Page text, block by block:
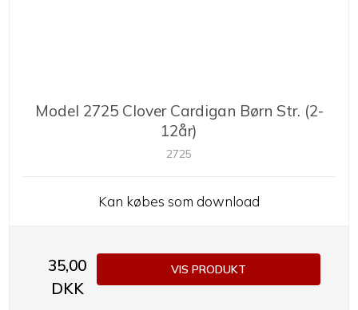
Model 2725 Clover Cardigan Børn Str. (2-
12år)
2725
Kan købes som download
35,00
DKK
VIS PRODUKT